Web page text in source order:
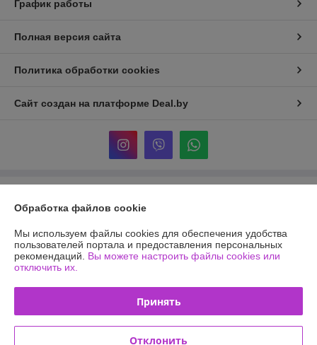
График работы
Полная версия сайта
Политика обработки cookies
Сайт создан на платформе Deal.by
Минск, 2-й пер. Тимошенко,3
Регистрационный номер ЕГР: 193938893
Регистрационный орган: Минский горисполком
Местонахождение книги жалоб и предложений: 2-й переулок
Обработка файлов cookie
Мы используем файлы cookies для обеспечения удобства
пользователей портала и предоставления персональных
рекомендаций. Вы можете настроить файлы cookies или
отключить их.
Принять
Отклонить